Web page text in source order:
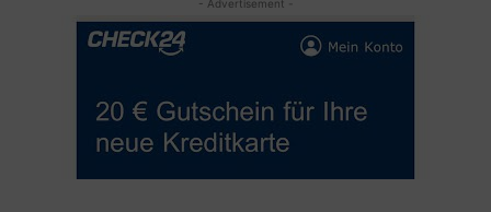
- Advertisement -